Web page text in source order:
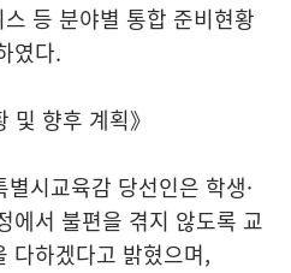
등 분야별 통합 준비현황
였다.
및 향후 계획》
시교육감 당선인은 학생·
에서 불편을 겪지 않도록 교
다하겠다고 밝혔으며,